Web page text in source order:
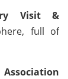
Visit &
full of